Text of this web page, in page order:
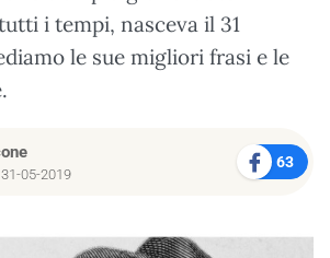
i tempi, nasceva il 31
le sue migliori frasi e le
05-2019
63